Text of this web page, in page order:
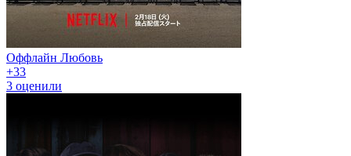
Оффлайн Любовь
+33
3 оценили